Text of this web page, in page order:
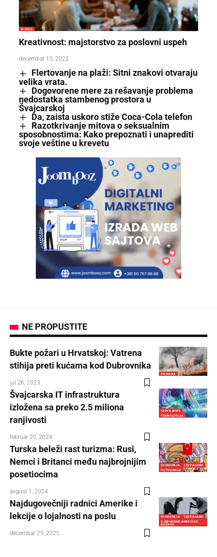
BIZNIS
Kreativnost: majstorstvo za poslovni uspeh
decembar 15, 2022
Flertovanje na plaži: Sitni znakovi otvaraju
velika vrata.
Dogovorene mere za rešavanje problema
nedostatka stambenog prostora u
Švajcarskoj
Da, zaista uskoro stiže Coca-Cola telefon
Razotkrivanje mitova o seksualnim
sposobnostima: Kako prepoznati i unaprediti
svoje veštine u krevetu
NE PROPUSTITE
HRONIKA
Bukte požari u Hrvatskoj: Vatrena
stihija preti kućama kod Dubrovnika
jul 26, 2023
IZDVAJAMO
TEHNOLOGIJA
Švajcarska IT infrastruktura
izložena sa preko 2.5 miliona
ranjivosti
februar 20, 2024
EKONOMIJA
IZDVAJAMO
PUTOVANJA
Turska beleži rast turizma: Rusi,
Nemci i Britanci među najbrojnijim
posetiocima
avgust 1, 2024
EKONOMIJA
IZDVAJAMO
SJEDINJENE AMERIČKE
DRŽAVE
Najdugovečniji radnici Amerike i
lekcije o lojalnosti na poslu
decembar 25, 2025